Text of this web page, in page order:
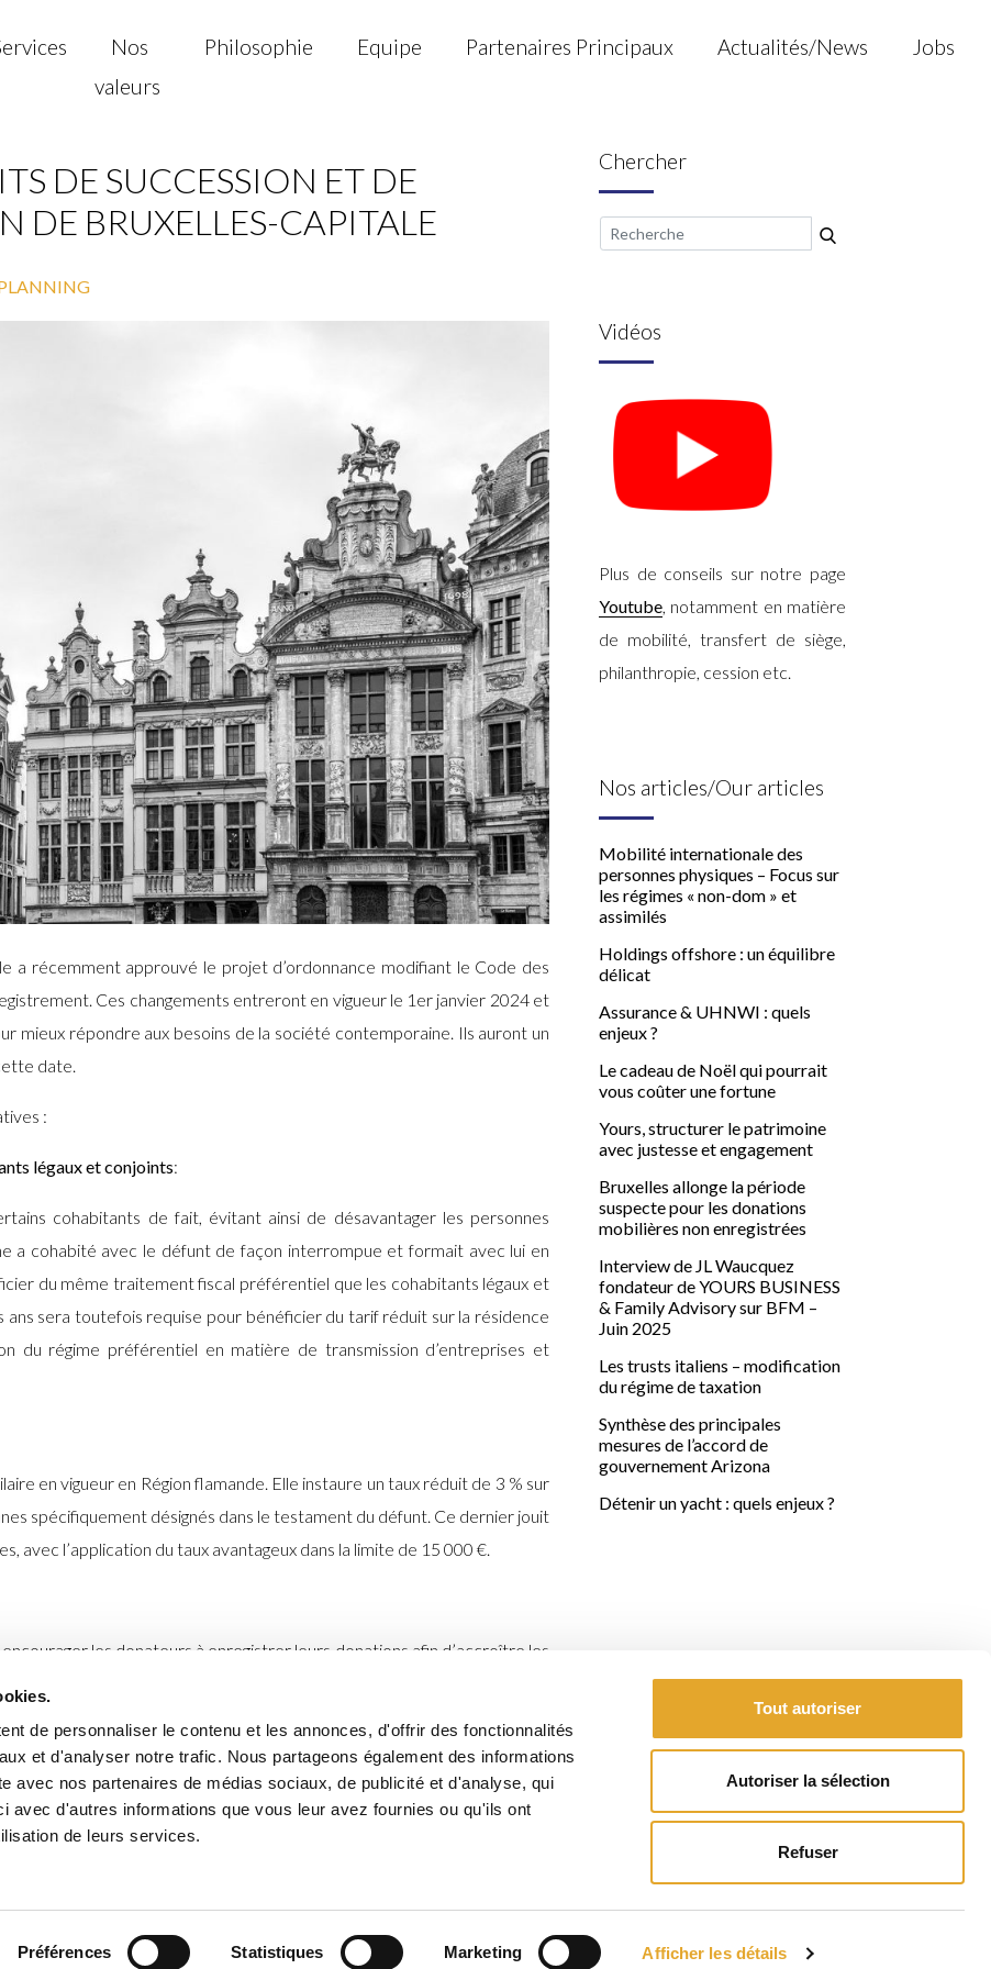
de personnaliser le contenu et les annonces, d'offrir des fonctionnalités
et d'analyser notre trafic. Nous partageons également des informations
avec nos partenaires de médias sociaux, de publicité et d'analyse, qui
avec d'autres informations que vous leur avez fournies ou qu'ils ont
de leurs services.
Préférences Statistiques Marketing Afficher les détails
Tout autoriser
Autoriser la sélection
Refuser
Nos
valeurs
Philosophie Equipe Partenaires Principaux Actualités/News Jobs
DE SUCCESSION ET DE
DE BRUXELLES-CAPITALE
a récemment approuvé le projet d’ordonnance modifiant le Code des
Ces changements entreront en vigueur le 1er janvier 2024 et
mieux répondre aux besoins de la société contemporaine. Ils auront un
date.
:
légaux et conjoints:
cohabitants de fait, évitant ainsi de désavantager les personnes
a cohabité avec le défunt de façon interrompue et formait avec lui en
du même traitement fiscal préférentiel que les cohabitants légaux et
sera toutefois requise pour bénéficier du tarif réduit sur la résidence
du régime préférentiel en matière de transmission d’entreprises et
en vigueur en Région flamande. Elle instaure un taux réduit de 3 % sur
spécifiquement désignés dans le testament du défunt. Ce dernier jouit
avec l’application du taux avantageux dans la limite de 15 000 €.
les donateurs à enregistrer leurs donations afin d’accroître les
particulières de ces changements sur votre situation, nous
Chercher
Vidéos
Plus de conseils sur notre page
Youtube, notamment en matière
de mobilité, transfert de siège,
philanthropie, cession etc.
Nos articles/Our articles
Mobilité internationale des
personnes physiques – Focus sur
les régimes « non-dom » et
assimilés
Holdings offshore : un équilibre
délicat
Assurance & UHNWI : quels
enjeux ?
Le cadeau de Noël qui pourrait
vous coûter une fortune
Yours, structurer le patrimoine
avec justesse et engagement
Bruxelles allonge la période
suspecte pour les donations
mobilières non enregistrées
Interview de JL Waucquez
fondateur de YOURS BUSINESS
& Family Advisory sur BFM –
Juin 2025
Les trusts italiens – modification
du régime de taxation
Synthèse des principales
mesures de l’accord de
gouvernement Arizona
Détenir un yacht : quels enjeux ?
légales Vie privée Cookies